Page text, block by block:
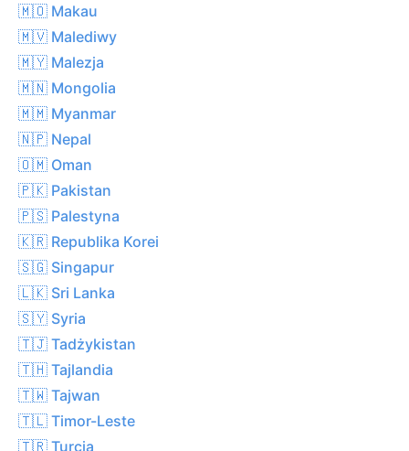
🇲🇴 Makau
🇲🇻 Malediwy
🇲🇾 Malezja
🇲🇳 Mongolia
🇲🇲 Myanmar
🇳🇵 Nepal
🇴🇲 Oman
🇵🇰 Pakistan
🇵🇸 Palestyna
🇰🇷 Republika Korei
🇸🇬 Singapur
🇱🇰 Sri Lanka
🇸🇾 Syria
🇹🇯 Tadżykistan
🇹🇭 Tajlandia
🇹🇼 Tajwan
🇹🇱 Timor-Leste
🇹🇷 Turcja